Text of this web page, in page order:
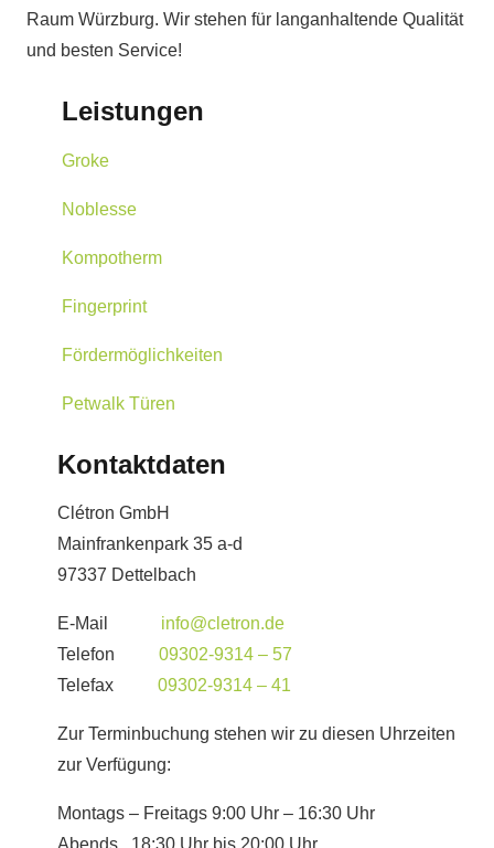
Raum Würzburg. Wir stehen für langanhaltende Qualität
und besten Service!
Leistungen
Groke
Noblesse
Kompotherm
Fingerprint
Fördermöglichkeiten
Petwalk Türen
Kontaktdaten
Clétron GmbH
Mainfrankenpark 35 a-d
97337 Dettelbach
E-Mail info@cletron.de
Telefon 09302-9314 – 57
Telefax 09302-9314 – 41
Zur Terminbuchung stehen wir zu diesen Uhrzeiten
zur Verfügung:
Montags – Freitags 9:00 Uhr – 16:30 Uhr
Abends 18:30 Uhr bis 20:00 Uhr